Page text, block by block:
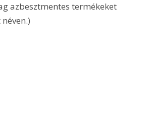
azbesztmentes termékeket